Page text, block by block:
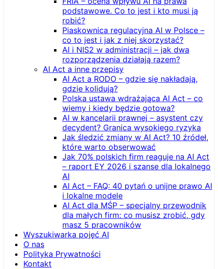
podstawowe. Co to jest i kto musi ją
robić?
Piaskownica regulacyjna AI w Polsce –
co to jest i jak z niej skorzystać?
AI i NIS2 w administracji – jak dwa
rozporządzenia działają razem?
AI Act a inne przepisy
AI Act a RODO – gdzie się nakładają,
gdzie kolidują?
Polska ustawa wdrażająca AI Act – co
wiemy i kiedy będzie gotowa?
AI w kancelarii prawnej – asystent czy
decydent? Granica wysokiego ryzyka
Jak śledzić zmiany w AI Act? 10 źródeł,
które warto obserwować
Jak 70% polskich firm reaguje na AI Act
– raport EY 2026 i szanse dla lokalnego
AI
AI Act – FAQ: 40 pytań o unijne prawo AI
i lokalne modele
AI Act dla MŚP – specjalny przewodnik
dla małych firm: co musisz zrobić, gdy
masz 5 pracowników
Wyszukiwarka pojęć AI
O nas
Polityka Prywatności
Kontakt